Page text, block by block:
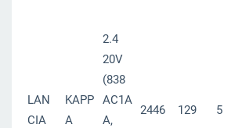
LAN
CIA
KAPP
A
2.4
20V
(838
AC1A
A,
2446 129 5